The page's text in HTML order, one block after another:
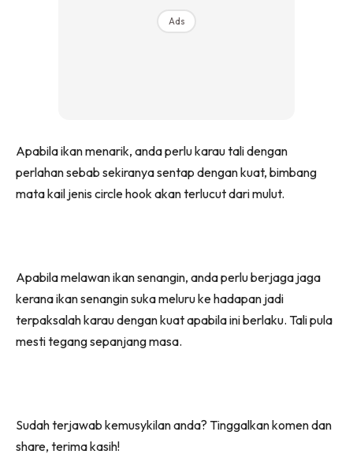
Ads
Apabila ikan menarik, anda perlu karau tali dengan
perlahan sebab sekiranya sentap dengan kuat, bimbang
mata kail jenis circle hook akan terlucut dari mulut.
Apabila melawan ikan senangin, anda perlu berjaga jaga
kerana ikan senangin suka meluru ke hadapan jadi
terpaksalah karau dengan kuat apabila ini berlaku. Tali pula
mesti tegang sepanjang masa.
Sudah terjawab kemusykilan anda? Tinggalkan komen dan
share, terima kasih!